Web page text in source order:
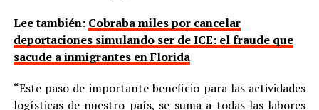
Lee también: Cobraba miles por cancelar
deportaciones simulando ser de ICE: el fraude que
sacude a inmigrantes en Florida
“Este paso de importante beneficio para las actividades
logísticas de nuestro país, se suma a todas las labores